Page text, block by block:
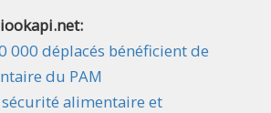
000 déplacés bénéficient de
du PAM
alimentaire et